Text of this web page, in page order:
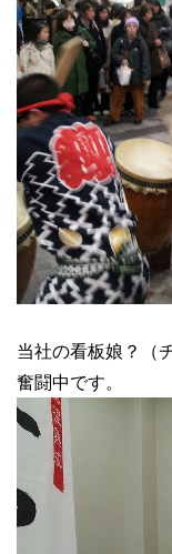
当社の看板娘？（
奮闘中です。